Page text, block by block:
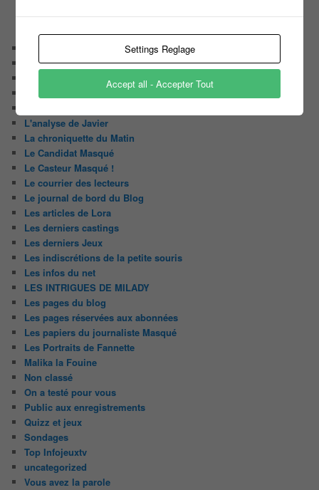
Carte Blanche à …
Détournement du jour
L'analyse de Javier
La chroniquette du Matin
Le Candidat Masqué
Le Casteur Masqué !
Le courrier des lecteurs
Le journal de bord du Blog
Les articles de Lora
Les derniers castings
Les derniers Jeux
Les indiscrétions de la petite souris
Les infos du net
LES INTRIGUES DE MILADY
Les pages du blog
Les pages réservées aux abonnées
Les papiers du journaliste Masqué
Les Portraits de Fannette
Malika la Fouine
Non classé
On a testé pour vous
Public aux enregistrements
Quizz et jeux
Sondages
Top Infojeuxtv
uncategorized
Vous avez la parole
Settings Reglage
Accept all - Accepter Tout